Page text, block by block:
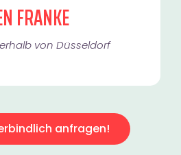
FRANKE
von Düsseldorf​
anfragen!